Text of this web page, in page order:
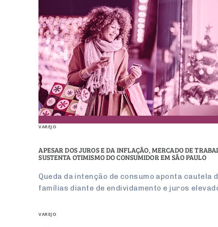
VAREJO
APESAR DOS JUROS E DA INFLAÇÃO, MERCADO DE
SUSTENTA OTIMISMO DO CONSUMIDOR EM SÃO PAULO
Queda da intenção de consumo aponta cautela
famílias diante de endividamento e juros
VAREJO